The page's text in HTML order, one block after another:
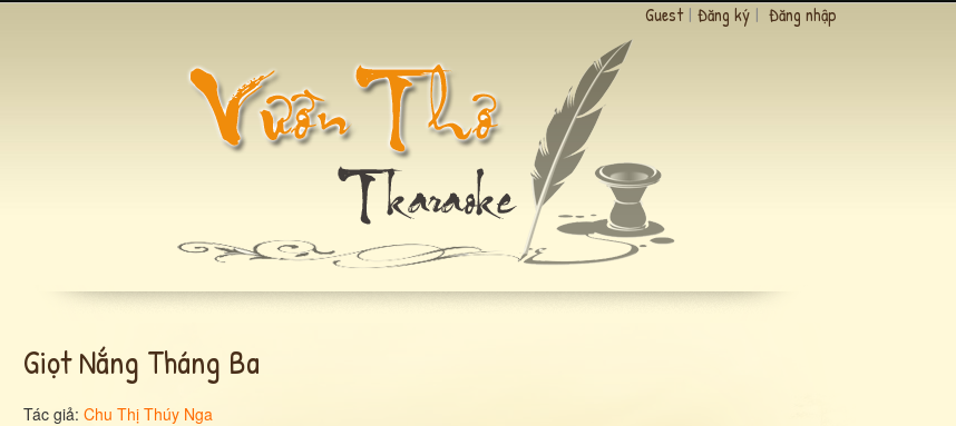
Guest | Đăng ký | Đăng nhập
Giọt Nắng Tháng Ba
Tác giả: Chu Thị Thúy Nga